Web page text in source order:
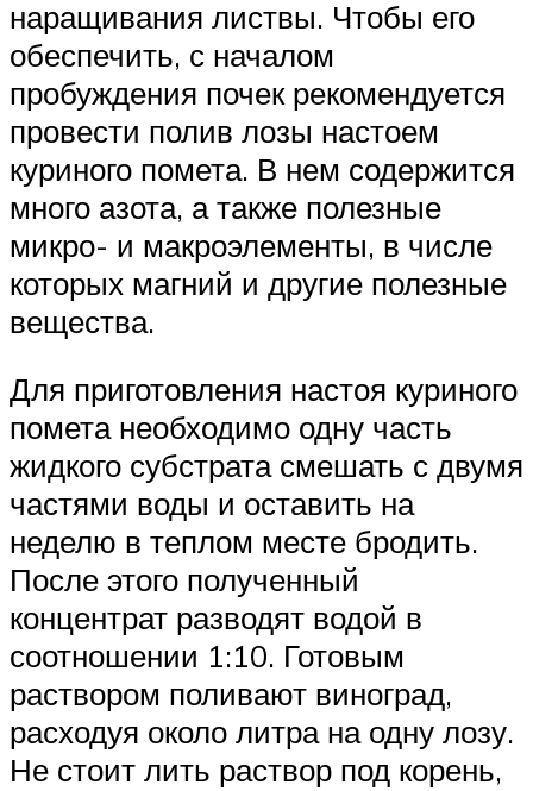
наращивания листвы. Чтобы его
обеспечить, с началом
пробуждения почек рекомендуется
провести полив лозы настоем
куриного помета. В нем содержится
много азота, а также полезные
микро- и макроэлементы, в числе
которых магний и другие полезные
вещества.
Для приготовления настоя куриного
помета необходимо одну часть
жидкого субстрата смешать с двумя
частями воды и оставить на
неделю в теплом месте бродить.
После этого полученный
концентрат разводят водой в
соотношении 1:10. Готовым
раствором поливают виноград,
расходуя около литра на одну лозу.
Не стоит лить раствор под корень,